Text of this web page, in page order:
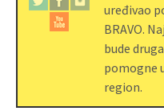
uređivao
BRAVO.
bude
pomogne
region.